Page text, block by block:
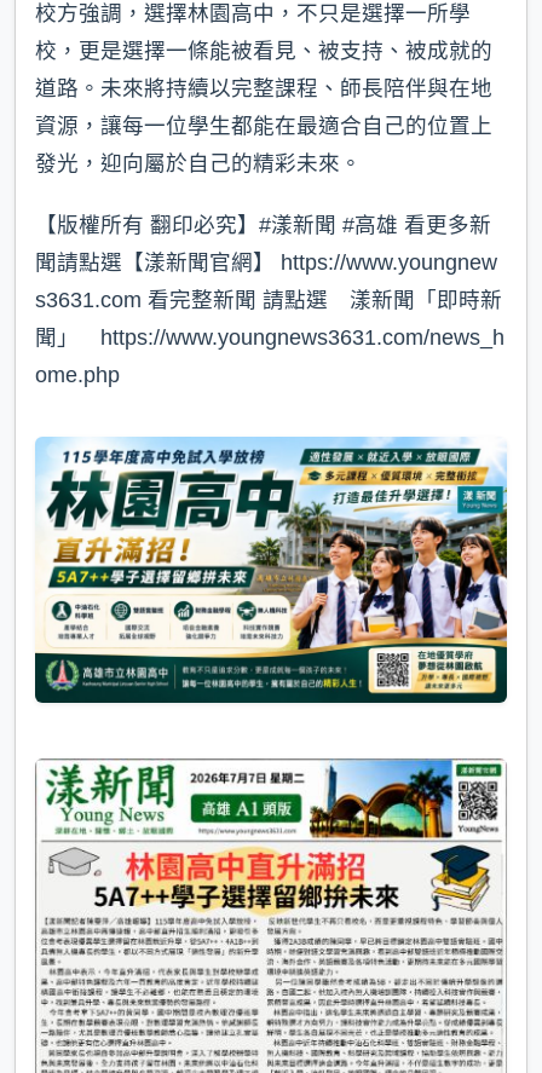
校方強調，選擇林園高中，不只是選擇一所學
校，更是選擇一條能被看見、被支持、被成就的
道路。未來將持續以完整課程、師長陪伴與在地
資源，讓每一位學生都能在最適合自己的位置上
發光，迎向屬於自己的精彩未來。
【版權所有 翻印必究】#漾新聞 #高雄 看更多新
聞請點選【漾新聞官網】 https://www.youngnew
s3631.com⁠ 看完整新聞 請點選 漾新聞「即時新
聞」 https://www.youngnews3631.com/news_h
ome.php⁠